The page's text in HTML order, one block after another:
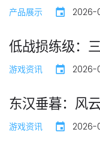
产品展示 2026-
低战损练级：
游戏资讯 2026-
东汉垂暮：风
游戏资讯 2026-